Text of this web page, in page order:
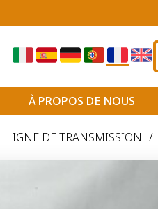
À PROPOS DE NOUS
LIGNE DE TRANSMISSION /